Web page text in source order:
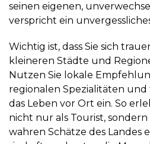
seinen eigenen,
verspricht ein
Wichtig ist, dass Sie sich
kleineren Städte und
Nutzen Sie lokale
regionalen Spezialitäten
das Leben vor Ort ein. So
nicht nur als Tourist, sondern
wahren Schätze des Landes